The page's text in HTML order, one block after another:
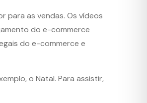
para as vendas. Os vídeos
do e-commerce
do e-commerce e
o Natal. Para assistir,